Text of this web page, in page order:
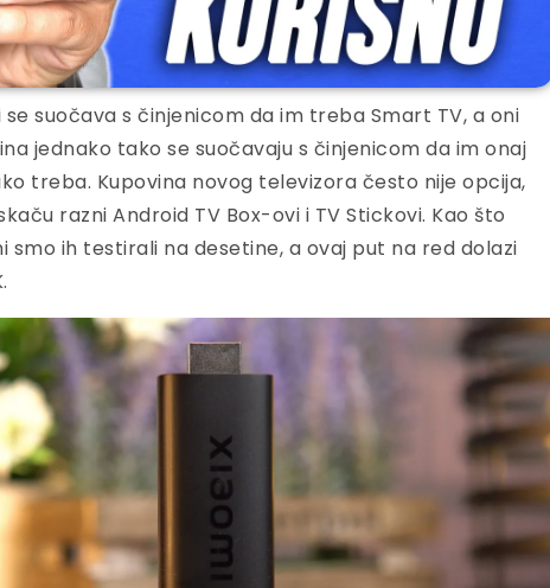
suočava s činjenicom da im treba Smart TV, a oni
jednako tako se suočavaju s činjenicom da im onaj
treba. Kupovina novog televizora često nije opcija,
razni Android TV Box-ovi i TV Stickovi. Kao što
smo ih testirali na desetine, a ovaj put na red dolazi